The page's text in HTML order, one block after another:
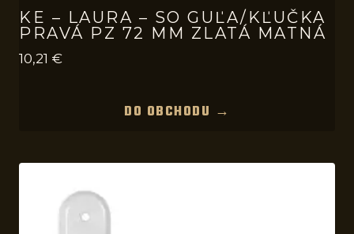
KE – LAURA – SO GUĽA/KĽUČKA
PRAVÁ PZ 72 MM ZLATÁ MATNÁ
10,21 €
DO OBCHODU →